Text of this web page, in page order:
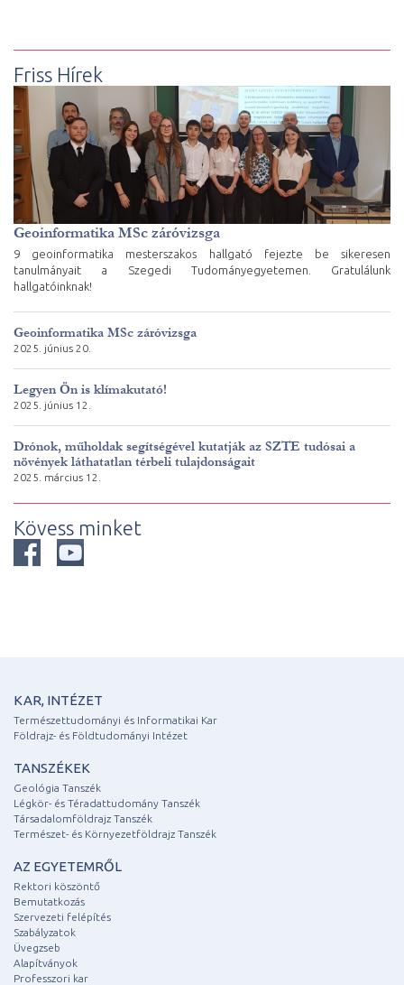
Friss Hírek
Geoinformatika MSc záróvizsga
9 geoinformatika mesterszakos hallgató fejezte be sikeresen
tanulmányait a Szegedi Tudományegyetemen. Gratulálunk
hallgatóinknak!
Geoinformatika MSc záróvizsga
2025. június 20.
Legyen Ön is klímakutató!
2025. június 12.
Drónok, műholdak segítségével kutatják az SZTE tudósai a
növények láthatatlan térbeli tulajdonságait
2025. március 12.
Kövess minket
KAR, INTÉZET
Természettudományi és Informatikai Kar
Földrajz- és Földtudományi Intézet
TANSZÉKEK
Geológia Tanszék
Légkör- és Téradattudomány Tanszék
Társadalomföldrajz Tanszék
Természet- és Környezetföldrajz Tanszék
AZ EGYETEMRŐL
Rektori köszöntő
Bemutatkozás
Szervezeti felépítés
Szabályzatok
Üvegzseb
Alapítványok
Professzori kar